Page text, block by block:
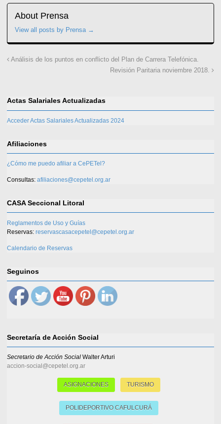
About Prensa
View all posts by Prensa →
Análisis de los puntos en conflicto del Plan de Carrera Telefónica.
Revisión Paritaria noviembre 2018.
Actas Salariales Actualizadas
Acceder Actas Salariales Actualizadas 2024
Afiliaciones
¿Cómo me puedo afiliar a CePETel?
Consultas: afiliaciones@cepetel.org.ar
CASA Seccional Litoral
Reglamentos de Uso y Guías
Reservas: reservascasacepetel@cepetel.org.ar
Calendario de Reservas
Seguinos
Secretaría de Acción Social
Secretario de Acción Social Walter Arturi
accion-social@cepetel.org.ar
ASIGNACIONES TURISMO
POLIDEPORTIVO CAFULCURÁ